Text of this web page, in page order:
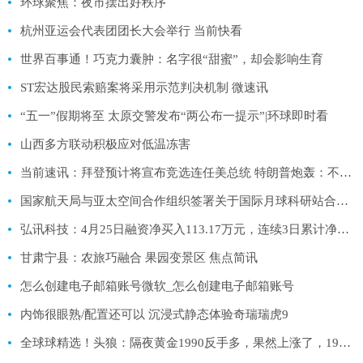
杭州亚运会代表团团长大会举行 当前快看
世界百事通！巧克力囊肿：名字很“甜蜜”，却会影响生育
ST宏达股民索赔案将采用示范判决机制 微速讯
“五一”假期将至 太原交警发布“两公布一提示”|环球即时看
山西多方联动积极应对低温冻害
当前速讯：拜登预计将宣布竞选连任美总统 特朗普炮轰：不可想象！
国家航天局与亚太空间合作组织签署关于国际月球科研站合作联合声明
弘讯科技：4月25日融资净买入113.17万元，连续3日累计净买入825.64万元|环球实时
甘肃宁县：农旅巧融合 果园变景区 焦点简讯
怎么创建电子邮箱账号微软_怎么创建电子邮箱账号
内饰很眼熟/配置还可以 沉浸式静态体验奇瑞瑞虎9
全球球精选！头狼：隔夜黄金1990反手多，果然上涨了，1994继续多